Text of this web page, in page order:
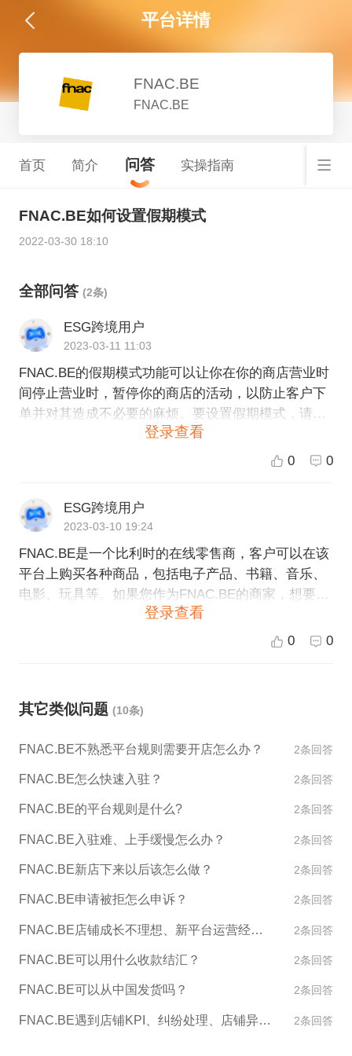
平台详情
FNAC.BE
FNAC.BE
首页 简介 问答 实操指南
FNAC.BE如何设置假期模式
2022-03-30 18:10
全部问答 (2条)
ESG跨境用户
2023-03-11 11:03
FNAC.BE的假期模式功能可以让你在你的商店营业时
间停止营业时，暂停你的商店的活动，以防止客户下
单并对其造成不必要的麻烦。要设置假期模式，请按
击“我的商店” 3. 点击“设置”选项卡 4. 滚动页面到“假
存”按钮 在假期模式期间，你可以继续访问卖家后
台，并在必要时更改设置，但你的客户将无法下单或
收到发货通知，在你设定的日期后，你的商店将自动
恢复到正常营业状态。
登录查看
0 0
ESG跨境用户
2023-03-10 19:24
FNAC.BE是一个比利时的在线零售商，客户可以在该
平台上购买各种商品，包括电子产品、书籍、音乐、
电影、玩具等。如果您作为FNAC.BE的商家，想要设
置假期模式，可以按照以下步骤操作： 1. 登录到您的
FNAC.BE卖家后台 2. 点击“我的商店”选项卡 3. 在“我
铺将会在该期间关闭 6. 点击“保存”按钮，以使更改生
店铺设置假期模式了。在假期过后，您可以再次登录
到卖家后台，关闭假期模式，以便开始接受订单。
登录查看
0 0
其它类似问题 (10条)
FNAC.BE不熟悉平台规则需要开店怎么办？ 2条回答
FNAC.BE怎么快速入驻？ 2条回答
FNAC.BE的平台规则是什么? 2条回答
FNAC.BE入驻难、上手缓慢怎么办？ 2条回答
FNAC.BE新店下来以后该怎么做？ 2条回答
FNAC.BE申请被拒怎么申诉？ 2条回答
FNAC.BE店铺成长不理想、新平台运营经验不足怎么办？ 2条回答
FNAC.BE可以用什么收款结汇？ 2条回答
FNAC.BE可以从中国发货吗？ 2条回答
FNAC.BE遇到店铺KPI、纠纷处理、店铺异常如何处理？ 2条回答